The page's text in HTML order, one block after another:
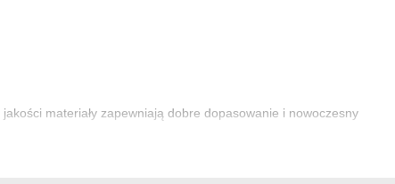
materiały zapewniają dobre dopasowanie i nowoczesny